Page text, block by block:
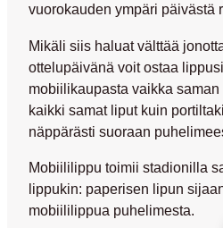
vuorokauden ympäri päivästä
Mikäli siis haluat välttää
ottelupäivänä voit ostaa
mobiilikaupasta vaikka
kaikki samat liput kuin
näppärästi suoraan
Mobiililippu toimii stadionilla
lippukin: paperisen lipun
mobiililippua puhelimesta.